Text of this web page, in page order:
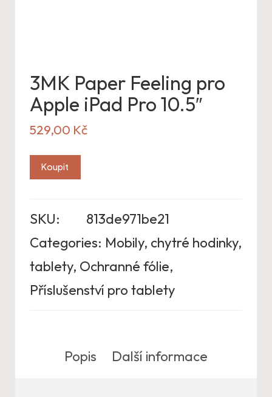
3MK Paper Feeling pro
Apple iPad Pro 10.5″
529,00 Kč
Koupit
SKU:
813de971be21
Categories: Mobily, chytré hodinky,
tablety, Ochranné fólie,
Příslušenství pro tablety
Popis Další informace